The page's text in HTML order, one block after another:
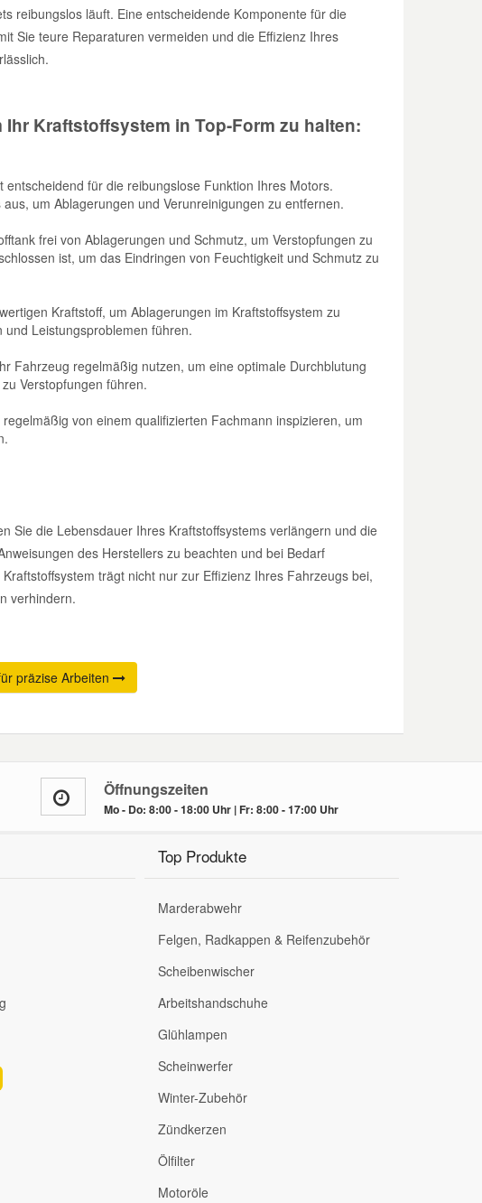
reibungslos läuft. Eine entscheidende Komponente für die
Sie teure Reparaturen vermeiden und die Effizienz Ihres
Kraftstoffsystem in Top-Form zu halten:
entscheidend für die reibungslose Funktion Ihres Motors.
um Ablagerungen und Verunreinigungen zu entfernen.
frei von Ablagerungen und Schmutz, um Verstopfungen zu
ist, um das Eindringen von Feuchtigkeit und Schmutz zu
Kraftstoff, um Ablagerungen im Kraftstoffsystem zu
Leistungsproblemen führen.
Fahrzeug regelmäßig nutzen, um eine optimale Durchblutung
Verstopfungen führen.
von einem qualifizierten Fachmann inspizieren, um
Sie die Lebensdauer Ihres Kraftstoffsystems verlängern und die
des Herstellers zu beachten und bei Bedarf
trägt nicht nur zur Effizienz Ihres Fahrzeugs bei,
verhindern.
präzise Arbeiten
Öffnungszeiten
Mo - Do: 8:00 - 18:00 Uhr | Fr: 8:00 - 17:00 Uhr
Top Produkte
Marderabwehr
Felgen, Radkappen & Reifenzubehör
Scheibenwischer
Arbeitshandschuhe
Glühlampen
Scheinwerfer
Winter-Zubehör
Zündkerzen
Ölfilter
Motoröle